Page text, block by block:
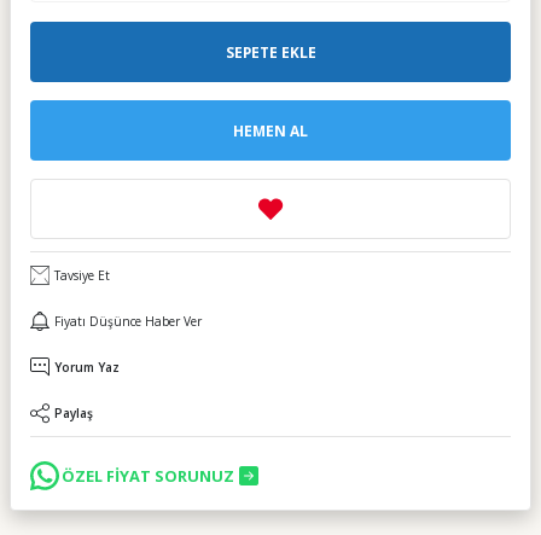
SEPETE EKLE
HEMEN AL
Tavsiye Et
Fiyatı Düşünce Haber Ver
Yorum Yaz
Paylaş
ÖZEL FİYAT SORUNUZ